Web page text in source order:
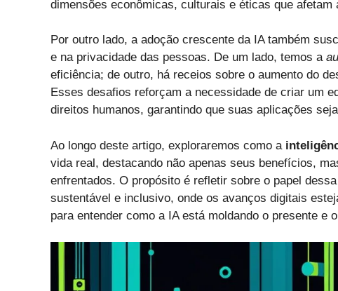
dimensões econômicas, culturais e éticas que afetam
Por outro lado, a adoção crescente da IA também
e na privacidade das pessoas. De um lado, temos a
eficiência; de outro, há receios sobre o aumento do
Esses desafios reforçam a necessidade de criar um
direitos humanos, garantindo que suas aplicações
Ao longo deste artigo, exploraremos como a
vida real, destacando não apenas seus benefícios,
enfrentados. O propósito é refletir sobre o papel
sustentável e inclusivo, onde os avanços digitais
para entender como a IA está moldando o presente e